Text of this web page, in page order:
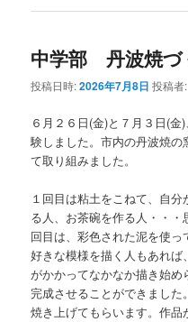
中学部 丹波焼づ
投稿日時:2026年7月8日 投稿者:
６月２６日(金)と７月３日(
験しました。市内の丹波焼
て取り組みました。
１回目は粘土をこねて、自
る人、お茶碗を作る人・・
回目は、彩色された泥を使
好きな模様を描く人もあれ
がかかってなかなか描き始
完成させることができまし
焼き上げてもらいます。作品